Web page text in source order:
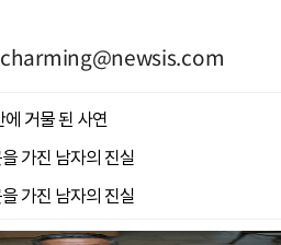
charming@newsis.com